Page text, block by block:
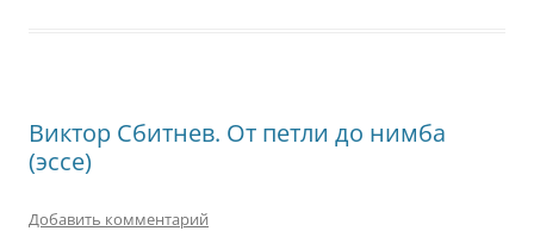
Виктор Сбитнев. От петли до нимба
(эссе)
Добавить комментарий